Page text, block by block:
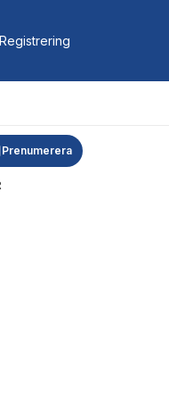
Registrering
Prenumerera